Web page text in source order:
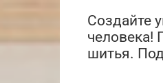
Создайте
человека!
шитья.